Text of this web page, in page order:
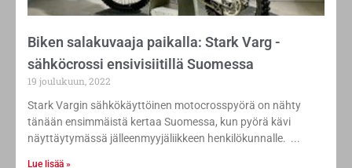
Biken salakuvaaja paikalla: Stark Varg -
sähköcrossi ensivisiitillä Suomessa
19 joulukuun, 2022
Stark Vargin sähkökäyttöinen motocrosspyörä on nähty
tänään ensimmäistä kertaa Suomessa, kun pyörä kävi
näyttäytymässä jälleenmyyjäliikkeen henkilökunnalle.
Lue lisää »